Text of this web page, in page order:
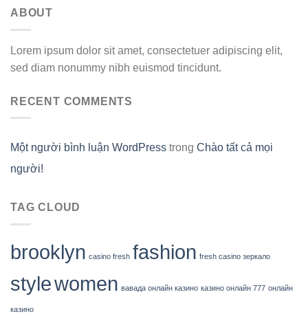
ABOUT
Lorem ipsum dolor sit amet, consectetuer adipiscing elit,
sed diam nonummy nibh euismod tincidunt.
RECENT COMMENTS
Một người bình luận WordPress trong Chào tất cả mọi
người!
TAG CLOUD
brooklyn casino fresh fashion fresh casino зеркало
stylewomen вавада онлайн казино казино онлайн 777 онлайн
казино